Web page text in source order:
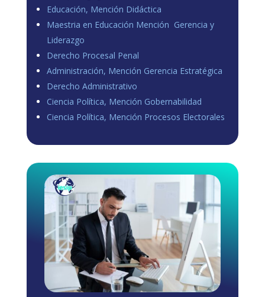
Educación, Mención Didáctica
Maestria en Educación Mención Gerencia y
Liderazgo
Derecho Procesal Penal
Administración, Mención Gerencia Estratégica
Derecho Administrativo
Ciencia Política, Mención Gobernabilidad
Ciencia Política, Mención Procesos Electorales